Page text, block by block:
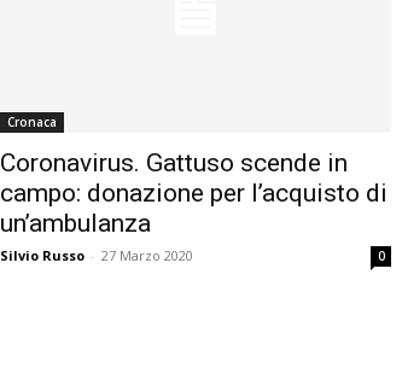
Cronaca
Coronavirus. Gattuso scende in
campo: donazione per l’acquisto di
un’ambulanza
Silvio Russo - 27 Marzo 2020 0